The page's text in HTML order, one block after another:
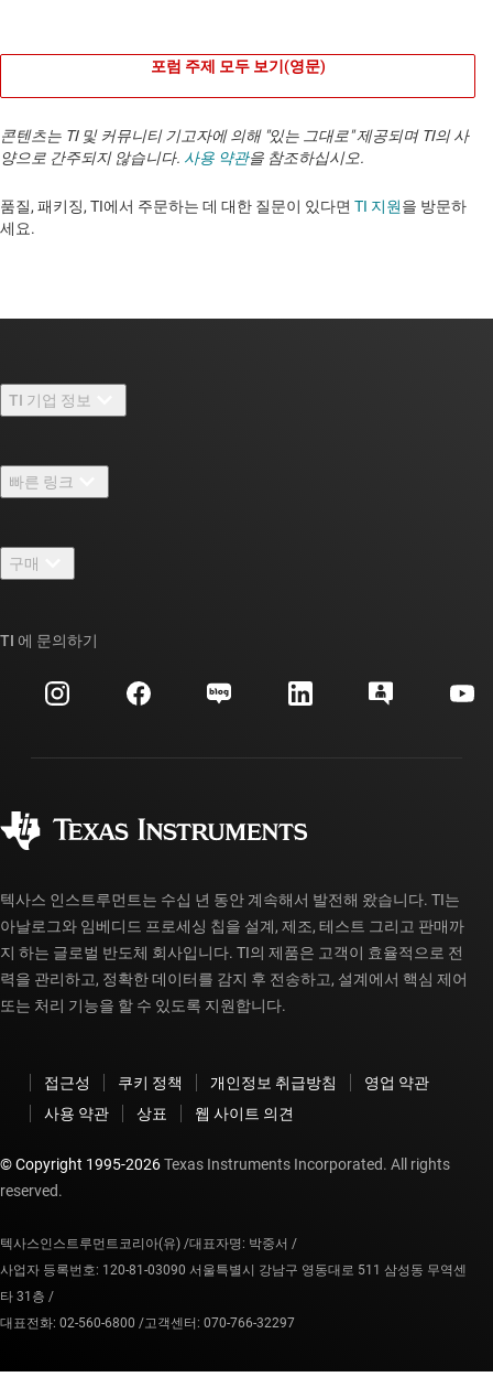
포럼 주제 모두 보기(영문)
콘텐츠는 TI 및 커뮤니티 기고자에 의해 "있는 그대로" 제공되며 TI의 사
양으로 간주되지 않습니다. 사용 약관을 참조하십시오.
품질, 패키징, TI에서 주문하는 데 대한 질문이 있다면 TI 지원을 방문하
세요. ​​​​​​​​​​​​​​
TI 기업 정보
채용
뉴스룸
이벤트
투자 관계
빠른 링크
TI E2E™ 설계 지원 포럼
대체품 검색
고객 지원 센터
myTI 계정 FAQ
구매
주문 FAQ
TI 에 문의하기
텍사스 인스트루먼트는 수십 년 동안 계속해서 발전해 왔습니다. TI는
아날로그와 임베디드 프로세싱 칩을 설계, 제조, 테스트 그리고 판매까
지 하는 글로벌 반도체 회사입니다. TI의 제품은 고객이 효율적으로 전
력을 관리하고, 정확한 데이터를 감지 후 전송하고, 설계에서 핵심 제어
또는 처리 기능을 할 수 있도록 지원합니다.
접근성 쿠키 정책 개인정보 취급방침
영업 약관
사용 약관
상표 웹 사이트 의견
© Copyright 1995-2026Texas Instruments Incorporated. All rights
reserved.
텍사스인스트루먼트코리아(유) /대표자명: 박중서 /
사업자 등록번호: 120-81-03090 서울특별시 강남구 영동대로 511 삼성동 무역센
타 31층 /
대표전화: 02-560-6800 /고객센터: 070-766-32297